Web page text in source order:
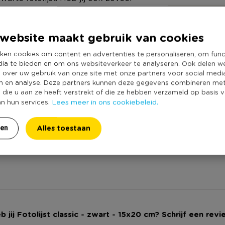
maakt gebruik van cookies
cookies om content en advertenties te personaliseren, om
te bieden en om ons websiteverkeer te analyseren. Ook delen
uw gebruik van onze site met onze partners voor social
en analyse. Deze partners kunnen deze gegevens combineren
u aan ze heeft verstrekt of die ze hebben verzameld op basis
hun services. Lees meer in ons cookiebeleid.
Alles toestaan
computer staan? Druk je
in huis. Dit klassieke fotolijstje
Deze lijst heeft een rand
de lijst voor de foto is 14x19
én neerzetten.
Productbreedte
Producthoogte
Kleur
Productlengte
jij Fotolijst classic - zwart - 15x20 cm? Schrijf een